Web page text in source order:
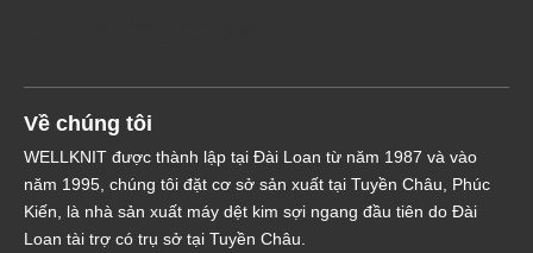
Về chúng tôi
WELLKNIT được thành lập tại Đài Loan từ năm 1987 và vào
năm 1995, chúng tôi đặt cơ sở sản xuất tại Tuyền Châu, Phúc
Kiến, là nhà sản xuất máy dệt kim sợi ngang đầu tiên do Đài
Loan tài trợ có trụ sở tại Tuyền Châu.